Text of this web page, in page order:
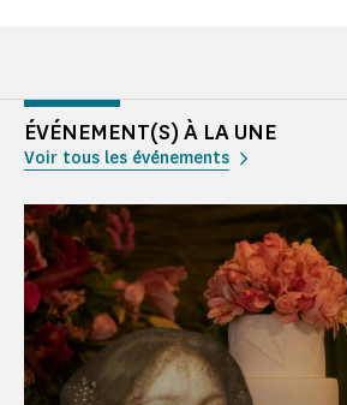
ÉVÉNEMENT(S) À LA UNE
Voir tous les événements